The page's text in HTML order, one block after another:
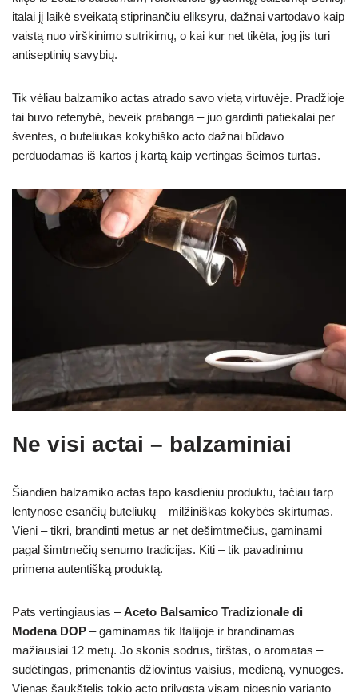
italai jį laikė sveikatą stiprinančiu eliksyru, dažnai vartodavo kaip
vaistą nuo virškinimo sutrikimų, o kai kur net tikėta, jog jis turi
antiseptinių savybių.
Tik vėliau balzamiko actas atrado savo vietą virtuvėje. Pradžioje
tai buvo retenybė, beveik prabanga – juo gardinti patiekalai per
šventes, o buteliukas kokybiško acto dažnai būdavo
perduodamas iš kartos į kartą kaip vertingas šeimos turtas.
Ne visi actai – balzaminiai
Šiandien balzamiko actas tapo kasdieniu produktu, tačiau tarp
lentynose esančių buteliukų – milžiniškas kokybės skirtumas.
Vieni – tikri, brandinti metus ar net dešimtmečius, gaminami
pagal šimtmečių senumo tradicijas. Kiti – tik pavadinimu
primena autentišką produktą.
Pats vertingiausias –Aceto Balsamico Tradizionale di
Modena DOP – gaminamas tik Italijoje ir brandinamas
mažiausiai 12 metų. Jo skonis sodrus, tirštas, o aromatas –
sudėtingas, primenantis džiovintus vaisius, medieną, vynuoges.
Vienas šaukštelis tokio acto prilygsta visam pigesnio varianto